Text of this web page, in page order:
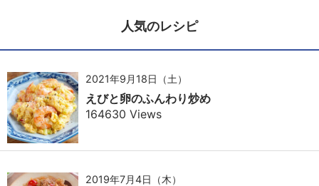
人気のレシピ
2021年9月18日（土）
えびと卵のふんわり炒め
164630 Views
2019年7月4日（木）